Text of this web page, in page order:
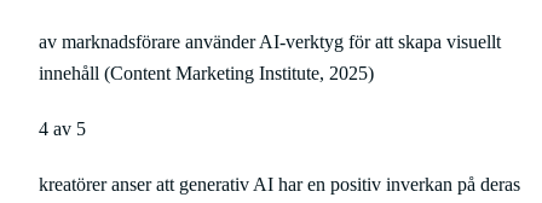
av marknadsförare använder AI-verktyg för att skapa visuellt
innehåll (Content Marketing Institute, 2025)
4 av 5
kreatörer anser att generativ AI har en positiv inverkan på deras